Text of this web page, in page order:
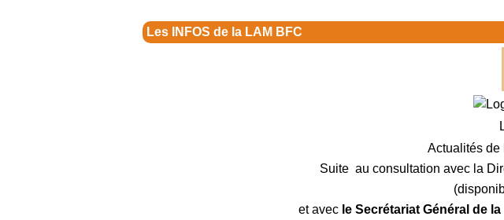
Les INFOS de la LAM BFC
Actualités de
Suite au consultation avec la
et avec le Secrétariat Général de